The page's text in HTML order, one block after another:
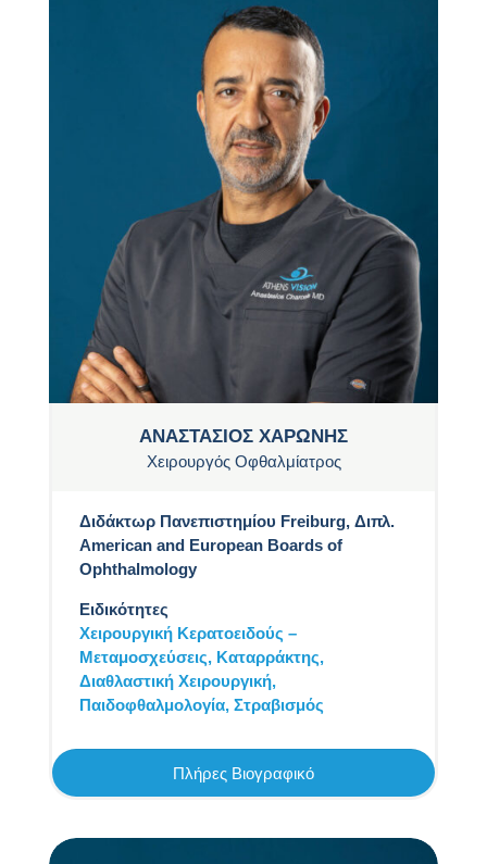
ΑΝΑΣΤΑΣΙΟΣ ΧΑΡΩΝΗΣ
Χειρουργός Οφθαλμίατρος
Διδάκτωρ Πανεπιστημίου Freiburg, Διπλ.
American and European Boards of
Ophthalmology
Ειδικότητες
Χειρουργική Κερατοειδούς –
Μεταμοσχεύσεις, Καταρράκτης,
Διαθλαστική Χειρουργική,
Παιδοφθαλμολογία, Στραβισμός
Πλήρες Βιογραφικό